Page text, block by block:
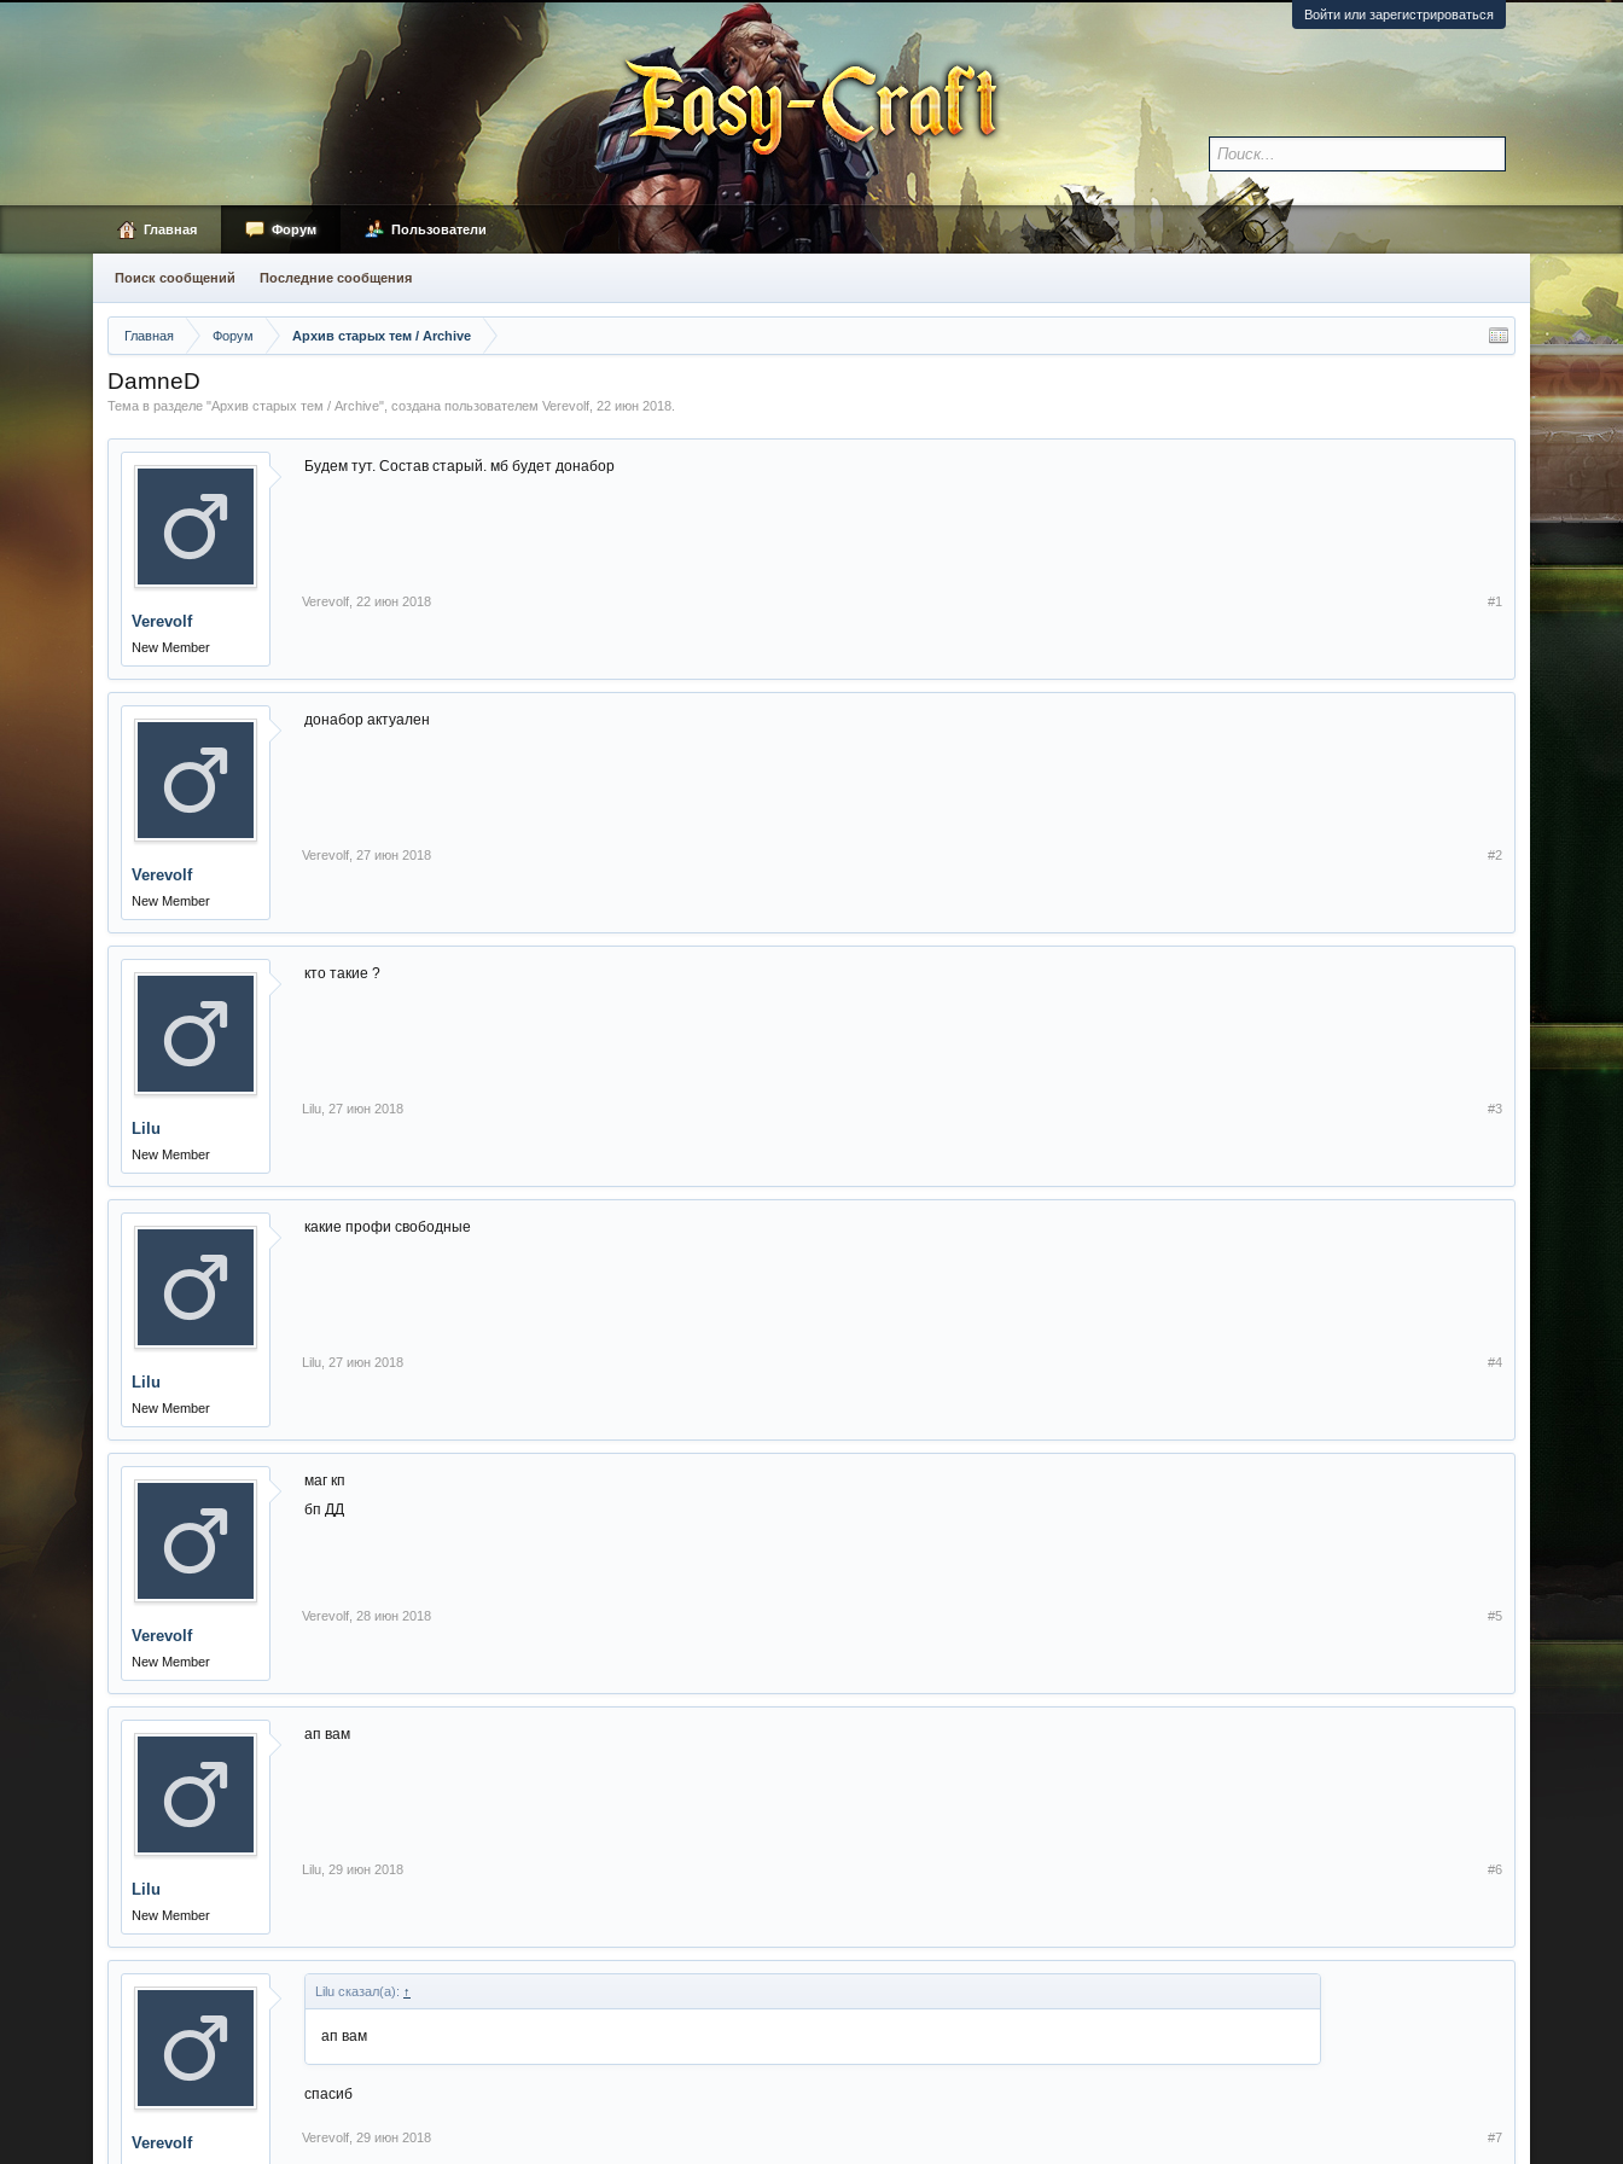
Войти или зарегистрироваться
Главная Форум Архив старых тем / Archive
DamneD
Тема в разделе "Архив старых тем / Archive", создана пользователем Verevolf 22 июн 2018
Verevolf
New Member
Будем тут. Состав старый. мб будет донабор
Verevolf 22 июн 2018 #1
Verevolf
New Member
донабор актуален
Verevolf 27 июн 2018 #2
Lilu
New Member
кто такие ?
Lilu 27 июн 2018 #3
Lilu
New Member
какие профи свободные
Lilu 27 июн 2018 #4
Verevolf
New Member
маг кп
бп ДД
Verevolf 28 июн 2018 #5
Lilu
New Member
ап вам
Lilu 29 июн 2018 #6
Verevolf
Lilu сказал(а): ↑
ап вам
спасиб
Verevolf 29 июн 2018 #7
Главная Форум
Поиск сообщений Последние сообщения
Пользователи